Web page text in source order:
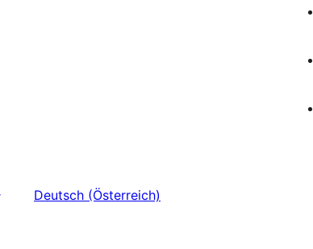
Deutsch (Österreich)